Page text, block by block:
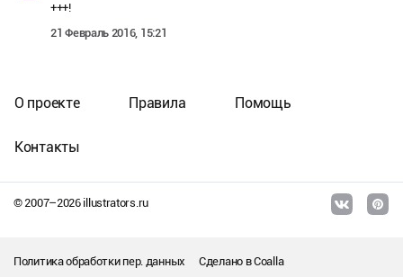
+++!
21 Февраль 2016, 15:21
© 2007–2026illustrators.ru
О проекте Правила Помощь
Контакты
Политика обработки пер. данных Сделано вCoalla